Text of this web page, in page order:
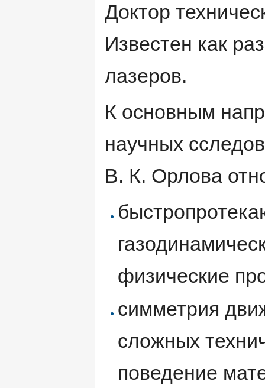
Доктор
Известен как
лазеров.
К основным
научных
В. К. Орлова
физические
симметрия
сложных
поведение